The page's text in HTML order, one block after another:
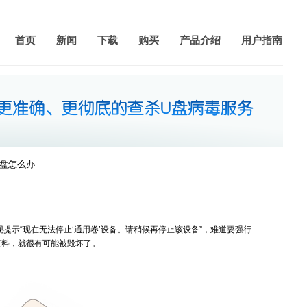
首页 新闻 下载 购买 产品介绍 用户指南
怎么办
示“现在无法停止‘通用卷’设备。请稍候再停止该设备”，难道要强行
，就很有可能被毁坏了。